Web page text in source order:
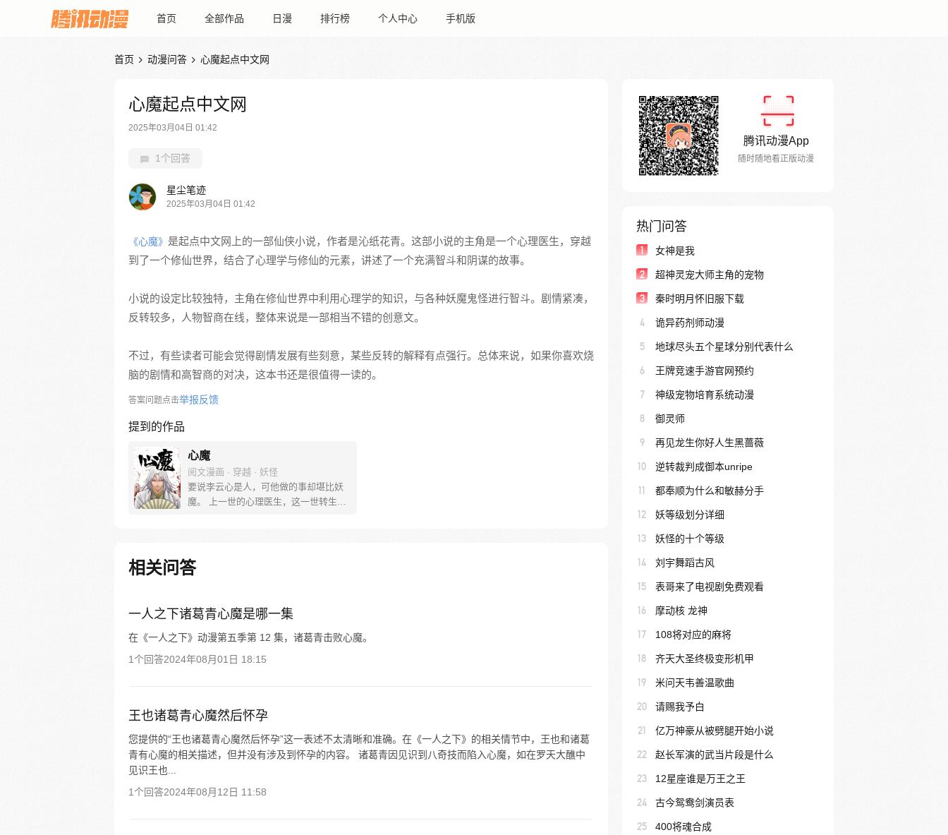
首页 全部作品 日漫 排行榜 个人中心 手机版
首页  动漫问答  心魔起点中文网
心魔起点中文网
2025年03月04日 01:42
1个回答
星尘笔迹
2025年03月04日 01:42
《心魔》 是起点中文网上的一部仙侠小说，作者是沁纸花青。这部小说的主角是一个心理医生，穿越
到了一个修仙世界，结合了心理学与修仙的元素，讲述了一个充满智斗和阴谋的故事。
小说的设定比较独特，主角在修仙世界中利用心理学的知识，与各种妖魔鬼怪进行智斗。剧情紧凑，
反转较多，人物智商在线，整体来说是一部相当不错的创意文。
不过，有些读者可能会觉得剧情发展有些刻意，某些反转的解释有点强行。总体来说，如果你喜欢烧
脑的剧情和高智商的对决，这本书还是很值得一读的。
答案问题点击举报反馈
提到的作品
心魔
阅文漫画 · 穿越 · 妖怪
要说李云心是人，可他做的事却堪比妖
魔。 上一世的心理医生，这一世转生为
棋子。 就连拿人魂魄的黑白阎君见了他
也要问一句：食人心魔何处来？ 李云心
相关问答
一人之下诸葛青心魔是哪一集
在《一人之下》动漫第五季第 12 集，诸葛青击败心魔。
1个回答2024年08月01日 18:15
王也诸葛青心魔然后怀孕
您提供的“王也诸葛青心魔然后怀孕”这一表述不太清晰和准确。在《一人之下》的相关情节中，王也和诸葛
青有心魔的相关描述，但并没有涉及到怀孕的内容。 诸葛青因见识到八奇技而陷入心魔，如在罗天大醮中
见识王也...
1个回答2024年08月12日 11:58
腾讯动漫App
随时随地看正版动漫
热门问答
1 女神是我
2 超神灵宠大师主角的宠物
3 秦时明月怀旧服下载
4 诡异药剂师动漫
5 地球尽头五个星球分别代表什么
6 王牌竞速手游官网预约
7 神级宠物培育系统动漫
8 御灵师
9 再见龙生你好人生黑蔷薇
10 逆转裁判成御本unripe
11 都奉顺为什么和敏赫分手
12 妖等级划分详细
13 妖怪的十个等级
14 刘宇舞蹈古风
15 表哥来了电视剧免费观看
16 摩动核 龙神
17 108将对应的麻将
18 齐天大圣终极变形机甲
19 米问天韦善温歌曲
20 请赐我予白
21 亿万神豪从被劈腿开始小说
22 赵长军演的武当片段是什么
23 12星座谁是万王之王
24 古今鸳鸯剑演员表
25 400将魂合成